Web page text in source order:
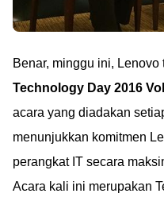
Benar, minggu ini,
Technology Day 2016 Vol.
acara yang diadakan
menunjukkan komitmen
perangkat IT secara
Acara kali ini merupakan